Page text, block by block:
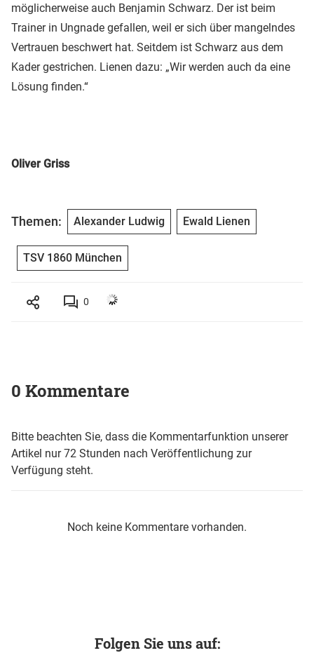
möglicherweise auch Benjamin Schwarz. Der ist beim
Trainer in Ungnade gefallen, weil er sich über mangelndes
Vertrauen beschwert hat. Seitdem ist Schwarz aus dem
Kader gestrichen. Lienen dazu: „Wir werden auch da eine
Lösung finden.“
Oliver Griss
Themen: Alexander Ludwig Ewald Lienen
TSV 1860 München
0
0 Kommentare
Bitte beachten Sie, dass die Kommentarfunktion unserer
Artikel nur 72 Stunden nach Veröffentlichung zur
Verfügung steht.
Noch keine Kommentare vorhanden.
Folgen Sie uns auf: